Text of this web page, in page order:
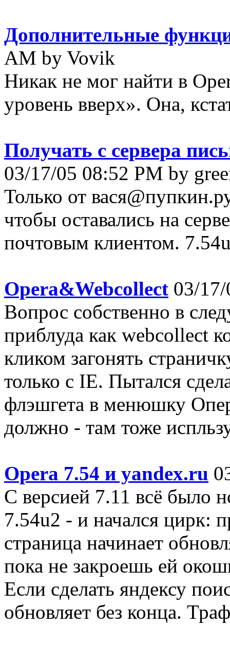
Дополнительные
AM by Vovik
Никак не мог найти в
уровень вверх». Она,
Получать с сервера
03/17/05 08:52 PM by
Только от
чтобы оставались на
почтовым клиентом.
Opera&Webcollect 03/
Вопрос собственно в
приблуда как webcollect
кликом загонять
только с IE. Пытался
флэшгета в менюшку
должно - там тоже
Opera 7.54 и yandex.ru
C версией 7.11 всё было
7.54u2 - и начался цирк:
страница начинает
пока не закроешь ей
Если сделать яндексу
обновляет без конца.